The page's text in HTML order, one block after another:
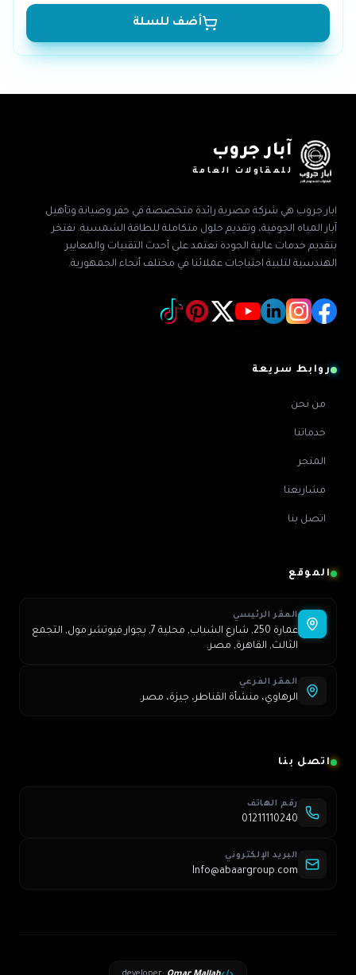
أضف للسلة
آبار جروب
للمقاولات العامة
ابار جروب هي شركة مصرية رائدة متخصصة في حفر وصيانة وتأهيل
آبار المياه الجوفية، وتقديم حلول متكاملة للطاقة الشمسية. نفتخر
بتقديم خدمات عالية الجودة تعتمد على أحدث التقنيات والمعايير
الهندسية لتلبية احتياجات عملائنا في مختلف أنحاء الجمهورية.
روابط سريعة
من نحن
خدماتنا
المتجر
مشاريعنا
اتصل بنا
الموقع
المقر الرئيسي
عمارة 250, شارع الشباب, محلية 7, بجوار فيوتشر مول, التجمع
الثالث, القاهرة, مصر.
المقر الفرعي
الرهاوي، منشأة القناطر، جيزة، مصر.
اتصل بنا
رقم الهاتف
01211110240
البريد الإلكتروني
Info@abaargroup.com